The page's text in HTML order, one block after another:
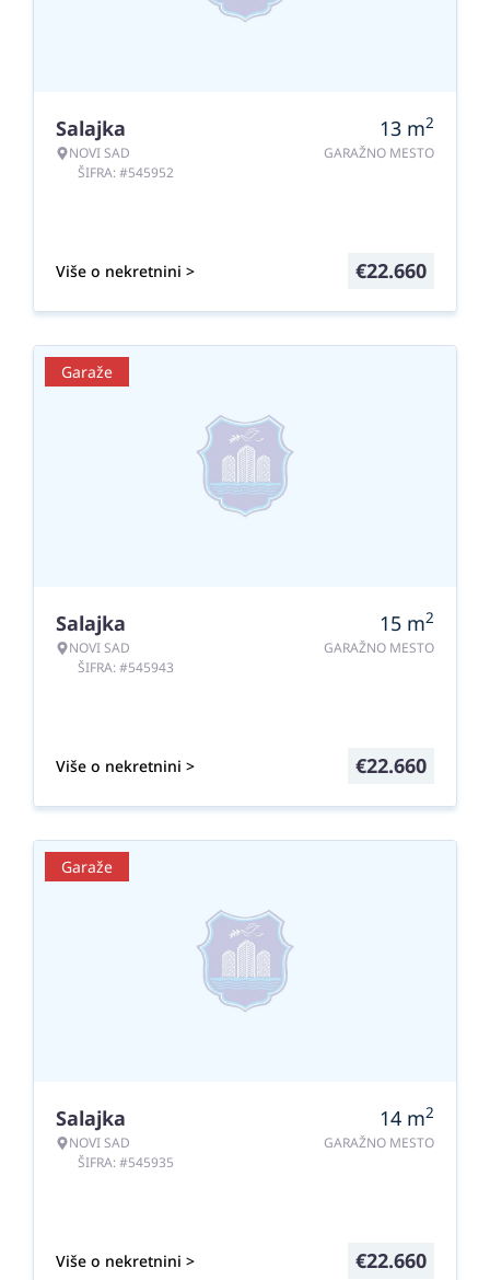
Salajka
NOVI SAD
ŠIFRA: #545952
13 m2
GARAŽNO MESTO
Više o nekretnini > €22.660
Garaže
Salajka
NOVI SAD
ŠIFRA: #545943
15 m2
GARAŽNO MESTO
Više o nekretnini > €22.660
Garaže
Salajka
NOVI SAD
ŠIFRA: #545935
14 m2
GARAŽNO MESTO
Više o nekretnini > €22.660